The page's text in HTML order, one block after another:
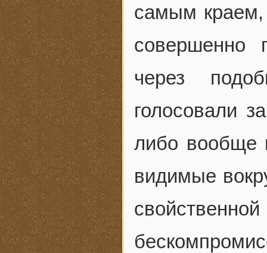
самым краем,
совершенно
через
голосовали
либо вообще
видимые